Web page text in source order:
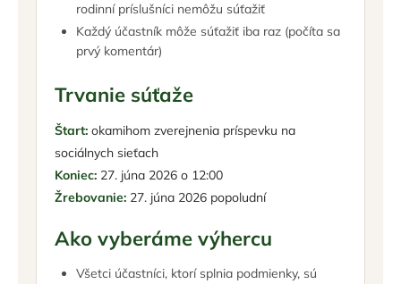
rodinní príslušníci nemôžu súťažiť
Každý účastník môže súťažiť iba raz (počíta sa
prvý komentár)
Trvanie súťaže
Štart: okamihom zverejnenia príspevku na
sociálnych sieťach
Koniec: 27. júna 2026 o 12:00
Žrebovanie: 27. júna 2026 popoludní
Ako vyberáme výhercu
Všetci účastníci, ktorí splnia podmienky, sú